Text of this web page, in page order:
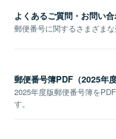
よくあるご質問・お問い
郵便番号に関するさまざまな
郵便番号簿PDF（2025年度
2025年度版郵便番号簿を
す。